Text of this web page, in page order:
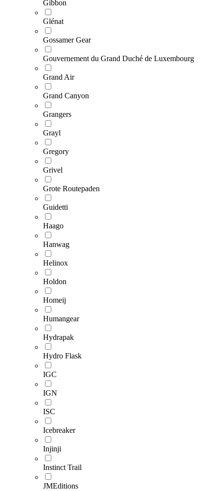
Gibbon
Glénat
Gossamer Gear
Gouvernement du Grand Duché de Luxembourg
Grand Air
Grand Canyon
Grangers
Grayl
Gregory
Grivel
Grote Routepaden
Guidetti
Haago
Hanwag
Helinox
Holdon
Homeij
Humangear
Hydrapak
Hydro Flask
IGC
IGN
ISC
Icebreaker
Injinji
Instinct Trail
JMEditions